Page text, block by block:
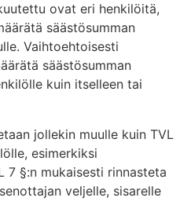
ovat eri henkilöitä,
säästösumman
Vaihtoehtoisesti
säästösumman
kuin itselleen tai
jollekin muulle kuin TVL
esimerkiksi
7 §:n mukaisesti rinnasteta
veljelle, sisarelle